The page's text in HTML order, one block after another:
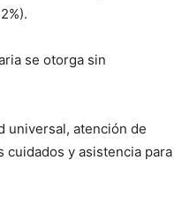
se otorga sin
universal, atención de
cuidados y asistencia para